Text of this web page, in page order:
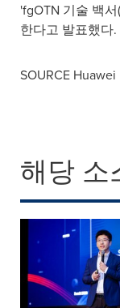
'fgOTN 기술 백
한다고 발표했다
SOURCE Huawei
해당 소